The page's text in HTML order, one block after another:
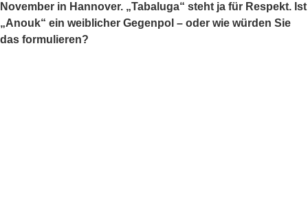
November in Hannover. „Tabaluga“ steht ja für Respekt. Ist
„Anouk“ ein weiblicher Gegenpol – oder wie würden Sie
das formulieren?